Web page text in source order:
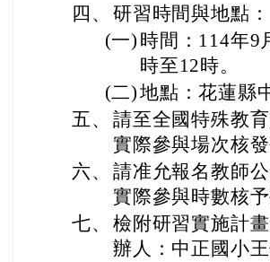
四、 研習時間與地點：
(一) 時間：114年9
時至12時。
(二)地點：花蓮縣
五、 請至全國特殊教
實際參與場次核
六、 請准允報名教師
實際參與時數核予
七、 檢附研習實施計
辦人：中正國小